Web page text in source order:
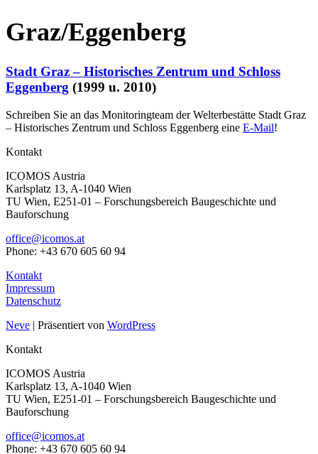
Graz/Eggenberg
Stadt Graz – Historisches Zentrum und Schloss
Eggenberg (1999 u. 2010)
Schreiben Sie an das Monitoringteam der Welterbestätte Stadt Graz
– Historisches Zentrum und Schloss Eggenberg eine E-Mail!
Kontakt
ICOMOS Austria
Karlsplatz 13, A-1040 Wien
TU Wien, E251-01 – Forschungsbereich Baugeschichte und
Bauforschung
office@icomos.at
Phone: +43 670 605 60 94
Kontakt
Impressum
Datenschutz
Neve | Präsentiert von WordPress
Kontakt
ICOMOS Austria
Karlsplatz 13, A-1040 Wien
TU Wien, E251-01 – Forschungsbereich Baugeschichte und
Bauforschung
office@icomos.at
Phone: +43 670 605 60 94